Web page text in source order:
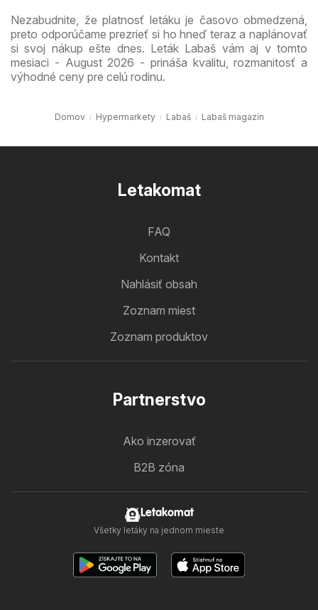
Nezabudnite, že platnosť letáku je časovo obmedzená,
preto odporúčame prezrieť si ho hneď teraz a naplánovať
si svoj nákup ešte dnes. Leták Labaš vám aj v tomto
mesiaci - August 2026 - prináša kvalitu, rozmanitosť a
výhodné ceny pre celú rodinu.
Domov Hypermarkety Labaš Labaš magazín
Letakomat
FAQ
Kontakt
Nahlásiť obsah
Zoznam miest
Zoznam produktov
Partnerstvo
Ako inzerovať
B2B zóna
Letakomat
Všetky letáky na jednom mieste